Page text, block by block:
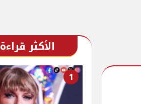
الأكثر قراءة
1